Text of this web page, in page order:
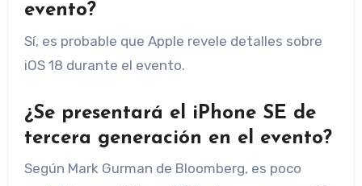
evento?
Sí, es probable que Apple revele detalles sobre
iOS 18 durante el evento.
¿Se presentará el iPhone SE de
tercera generación en el evento?
Según Mark Gurman de Bloomberg, es poco